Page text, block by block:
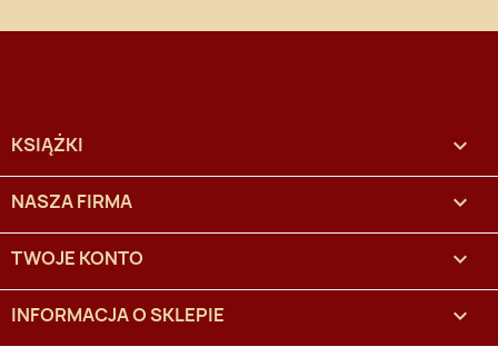
KSIĄŻKI 
NASZA FIRMA 
TWOJE KONTO 
INFORMACJA O SKLEPIE keyboard_arrow_down